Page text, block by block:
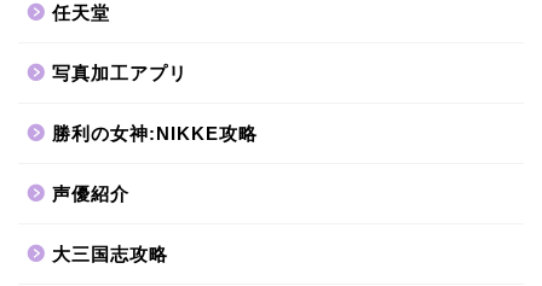
任天堂
写真加工アプリ
勝利の女神:NIKKE攻略
声優紹介
大三国志攻略